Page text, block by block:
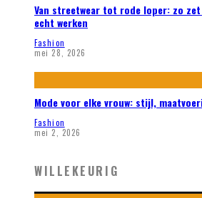
Van streetwear tot rode loper: zo
echt werken
Fashion
mei 28, 2026
Mode voor elke vrouw: stijl,
Fashion
mei 2, 2026
WILLEKEURIG